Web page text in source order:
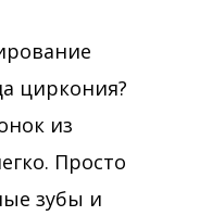
циркония?
из
Просто
зубы и